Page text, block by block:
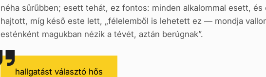
néha sűrűbben; esett tehát, ez fontos: minden alkalommal esett,
hajtott, míg késő este lett, „félelemből is lehetett ez — mondja
esténként magukban nézik a tévét, aztán berúgnak”.
hallgatást választó hős